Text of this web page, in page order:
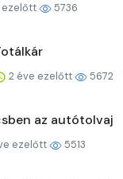
ezelőtt 5736
2 éve ezelőtt 5672
az autótolvaj
ezelőtt 5513